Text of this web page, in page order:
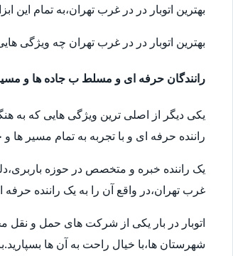
بهترین اتوبار در در غرب تهران،به تمام
بهترین اتوبار در در غرب تهران چه ویژگی
رانندگان حرفه ای و مسلط ب جاده ها و
یکی دیگر از اصلی ترین ویژگی هایی که به
راننده حرفه ای و با تجربه به تمام مسیر ها
یک راننده خبره و متخصص در حوزه
غرب تهران،در واقع آن را به یک راننده
اتوبار در بار یکی از شرکت های حمل و نقل
شهرستان ها،با خیال راحت به آن ها